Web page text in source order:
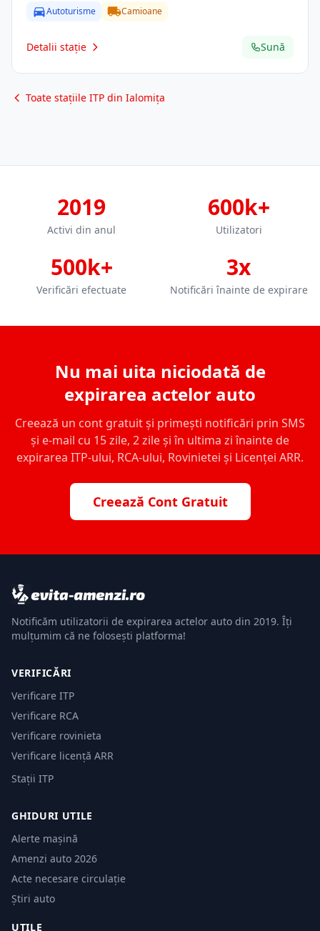
Autoturisme Camioane
Detalii stație Sună
Toate stațiile ITP din Ialomița
2019
Activi din anul
600k+
Utilizatori
500k+
Verificări efectuate
3x
Notificări înainte de expirare
Nu mai uita niciodată de
expirarea actelor auto
Creează un cont gratuit și primești notificări prin SMS
și e-mail cu 15 zile, 2 zile și în ultima zi înainte de
expirarea ITP-ului, RCA-ului, Rovinietei și Licenței ARR.
Creează Cont Gratuit
Notificăm utilizatorii de expirarea actelor auto din 2019. Îți
mulțumim că ne folosești platforma!
VERIFICĂRI
Verificare ITP
Verificare RCA
Verificare rovinieta
Verificare licență ARR
Stații ITP
GHIDURI UTILE
Alerte mașină
Amenzi auto 2026
Acte necesare circulație
Știri auto
UTILE